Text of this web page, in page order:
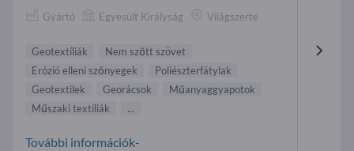
Gyártó Egyesült Királyság Világszerte
Geotextíliák
Nem szőtt szövet
Erózió elleni szőnyegek
Poliészterfátylak
Geotextilek
Georácsok
Műanyaggyapotok
Műszaki textíliák
...
További információk-